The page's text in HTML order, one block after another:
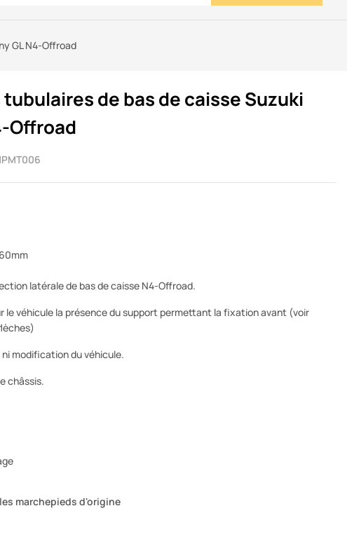
GL N4-Offroad
de bas de caisse Suzuki
Offroad
latérale de bas de caisse N4-Offroad.
le véhicule la présence du support permettant la fixation avant (voir
modification du véhicule.
châssis.
marchepieds d'origine